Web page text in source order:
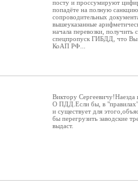
посту и проссумируют
попадёте на полную
сопроводительных
вышеуказанные
начала перевозки, получить
спецпропуск ГИБДД, что Вы
КоАП РФ...
Виктору Сергеевичу!Наезда
О ПДД.Если бы, в "правилах"
и существует для
бы перегрузить заводские
выдаст.